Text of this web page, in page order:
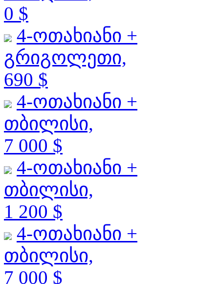
0 $
4-ოთახიანი +
გრიგოლეთი,
690 $
4-ოთახიანი +
თბილისი,
7 000 $
4-ოთახიანი +
თბილისი,
1 200 $
4-ოთახიანი +
თბილისი,
7 000 $